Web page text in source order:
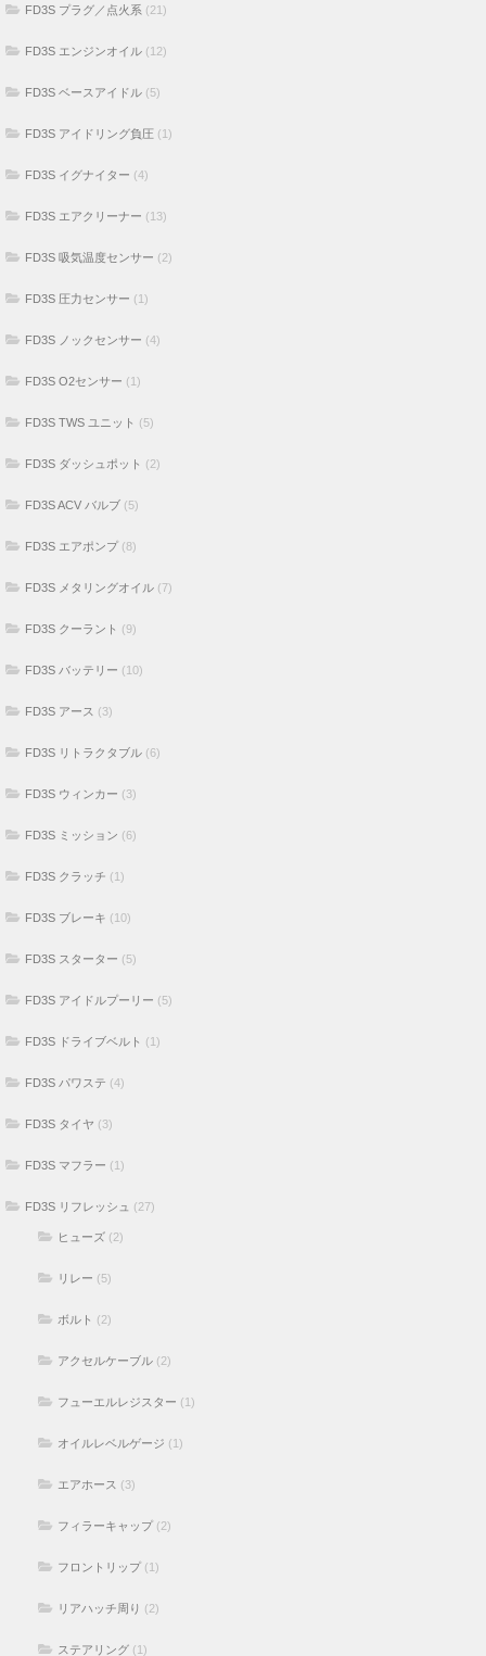
FD3S プラグ／点火系 (21)
FD3S エンジンオイル (12)
FD3S ベースアイドル (5)
FD3S アイドリング負圧 (1)
FD3S イグナイター (4)
FD3S エアクリーナー (13)
FD3S 吸気温度センサー (2)
FD3S 圧力センサー (1)
FD3S ノックセンサー (4)
FD3S O2センサー (1)
FD3S TWS ユニット (5)
FD3S ダッシュポット (2)
FD3S ACV バルブ (5)
FD3S エアポンプ (8)
FD3S メタリングオイル (7)
FD3S クーラント (9)
FD3S バッテリー (10)
FD3S アース (3)
FD3S リトラクタブル (6)
FD3S ウィンカー (3)
FD3S ミッション (6)
FD3S クラッチ (1)
FD3S ブレーキ (10)
FD3S スターター (5)
FD3S アイドルプーリー (5)
FD3S ドライブベルト (1)
FD3S パワステ (4)
FD3S タイヤ (3)
FD3S マフラー (1)
FD3S リフレッシュ (27)
ヒューズ (2)
リレー (5)
ボルト (2)
アクセルケーブル (2)
フューエルレジスター (1)
オイルレベルゲージ (1)
エアホース (3)
フィラーキャップ (2)
フロントリップ (1)
リアハッチ周り (2)
ステアリング (1)